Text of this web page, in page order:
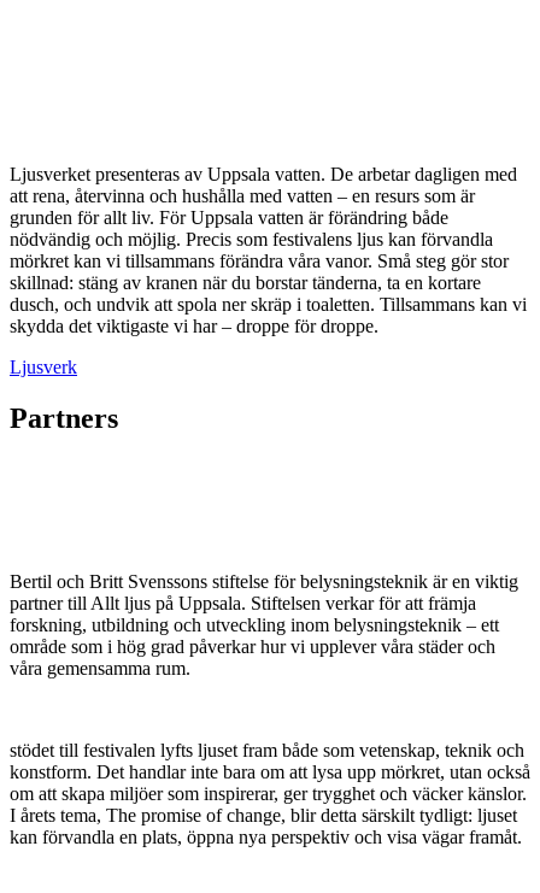
Ljusverket presenteras av Uppsala vatten. De arbetar dagligen med
att rena, återvinna och hushålla med vatten – en resurs som är
grunden för allt liv. För Uppsala vatten är förändring både
nödvändig och möjlig. Precis som festivalens ljus kan förvandla
mörkret kan vi tillsammans förändra våra vanor. Små steg gör stor
skillnad: stäng av kranen när du borstar tänderna, ta en kortare
dusch, och undvik att spola ner skräp i toaletten. Tillsammans kan vi
skydda det viktigaste vi har – droppe för droppe.
Ljusverk
Partners
Bertil och Britt Svenssons stiftelse för belysningsteknik är en viktig
partner till Allt ljus på Uppsala. Stiftelsen verkar för att främja
forskning, utbildning och utveckling inom belysningsteknik – ett
område som i hög grad påverkar hur vi upplever våra städer och
våra gemensamma rum.
stödet till festivalen lyfts ljuset fram både som vetenskap, teknik och
konstform. Det handlar inte bara om att lysa upp mörkret, utan också
om att skapa miljöer som inspirerar, ger trygghet och väcker känslor.
I årets tema, The promise of change, blir detta särskilt tydligt: ljuset
kan förvandla en plats, öppna nya perspektiv och visa vägar framåt.